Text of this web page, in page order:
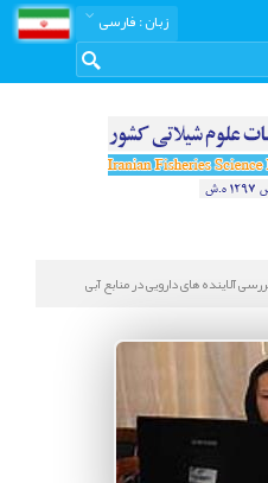
زبان: فارسی
آلاینده های دارویی در منابع آبی